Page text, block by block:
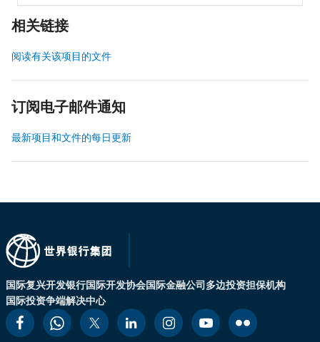
相关链接
阅读有关该项目的文件
订阅电子邮件通知
最新项目和文件的每日更新
国际复兴开发银行国际开发协会国际金融公司多边投资担保机构
国际投资争端解决中心